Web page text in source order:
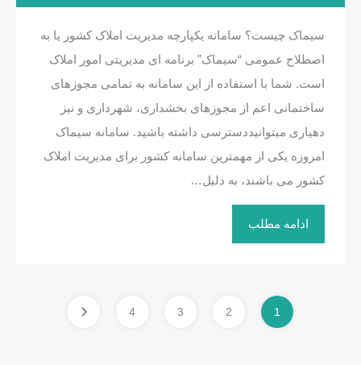
سیماک چیست؟ سامانه یکپارچه مدیریت املاک کشور یا به
اصطلاح عمومی “سیماک” برنامه ای مدیریتی امور املاک
است. شما با استفاده از این سامانه به تمامی مجوزهای
ساختمانی اعم از مجوزهای بخشداری‌، شهرداری‌ و نیز
دهیاری‌ میتوانیددسترسی داشته باشید. سامانه سیماک
امروزه یکی از مهمترین سامانه کشور برای مدیریت املاک
کشور می باشند، به دلیل…
ادامه مطلب
1
2
3
4